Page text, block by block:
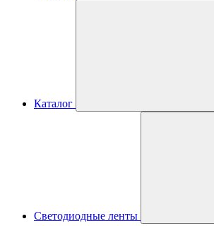
Каталог
Светодиодные ленты